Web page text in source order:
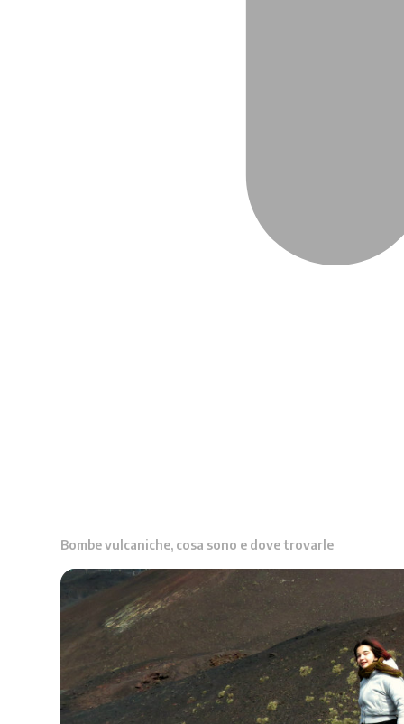
Bombe vulcaniche, cosa sono e dove trovarle